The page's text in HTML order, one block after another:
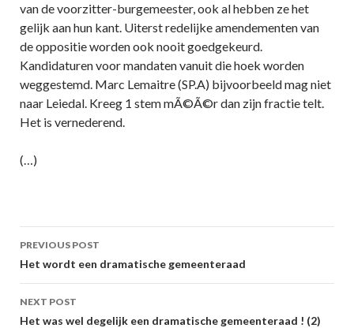
van de voorzitter-burgemeester, ook al hebben ze het
gelijk aan hun kant. Uiterst redelijke amendementen van
de oppositie worden ook nooit goedgekeurd.
Kandidaturen voor mandaten vanuit die hoek worden
weggestemd. Marc Lemaitre (SP.A) bijvoorbeeld mag niet
naar Leiedal. Kreeg 1 stem mÃ©Ã©r dan zijn fractie telt.
Het is vernederend.
(…)
Post
navigation
PREVIOUS POST
Het wordt een dramatische gemeenteraad
NEXT POST
Het was wel degelijk een dramatische gemeenteraad ! (2)